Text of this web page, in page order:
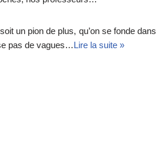
un pion de plus, qu’on se fonde dans
pas de vagues…Lire la suite »